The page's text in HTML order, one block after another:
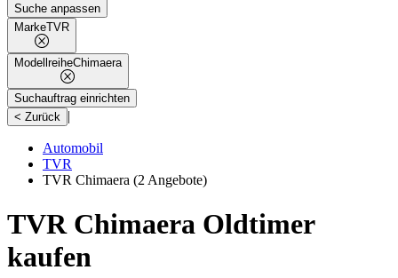
Suche anpassen
MarkeTVR
ModellreiheChimaera
Suchauftrag einrichten
< Zurück |
Automobil
TVR
TVR Chimaera (2 Angebote)
TVR Chimaera Oldtimer
kaufen